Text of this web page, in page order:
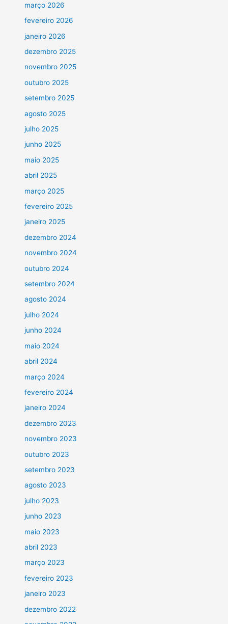
março 2026
fevereiro 2026
janeiro 2026
dezembro 2025
novembro 2025
outubro 2025
setembro 2025
agosto 2025
julho 2025
junho 2025
maio 2025
abril 2025
março 2025
fevereiro 2025
janeiro 2025
dezembro 2024
novembro 2024
outubro 2024
setembro 2024
agosto 2024
julho 2024
junho 2024
maio 2024
abril 2024
março 2024
fevereiro 2024
janeiro 2024
dezembro 2023
novembro 2023
outubro 2023
setembro 2023
agosto 2023
julho 2023
junho 2023
maio 2023
abril 2023
março 2023
fevereiro 2023
janeiro 2023
dezembro 2022